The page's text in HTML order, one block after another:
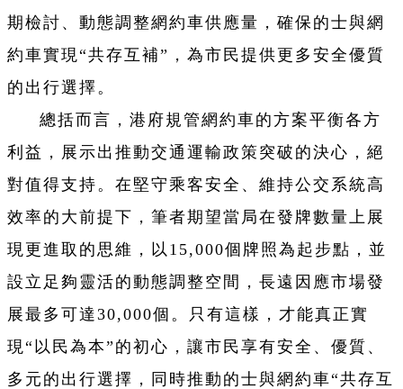
期檢討、動態調整網約車供應量，確保的士與網
約車實現“共存互補”，為市民提供更多安全優質
的出行選擇。
總括而言，港府規管網約車的方案平衡各方
利益，展示出推動交通運輸政策突破的決心，絕
對值得支持。在堅守乘客安全、維持公交系統高
效率的大前提下，筆者期望當局在發牌數量上展
現更進取的思維，以15,000個牌照為起步點，並
設立足夠靈活的動態調整空間，長遠因應市場發
展最多可達30,000個。只有這樣，才能真正實
現“以民為本”的初心，讓市民享有安全、優質、
多元的出行選擇，同時推動的士與網約車“共存互